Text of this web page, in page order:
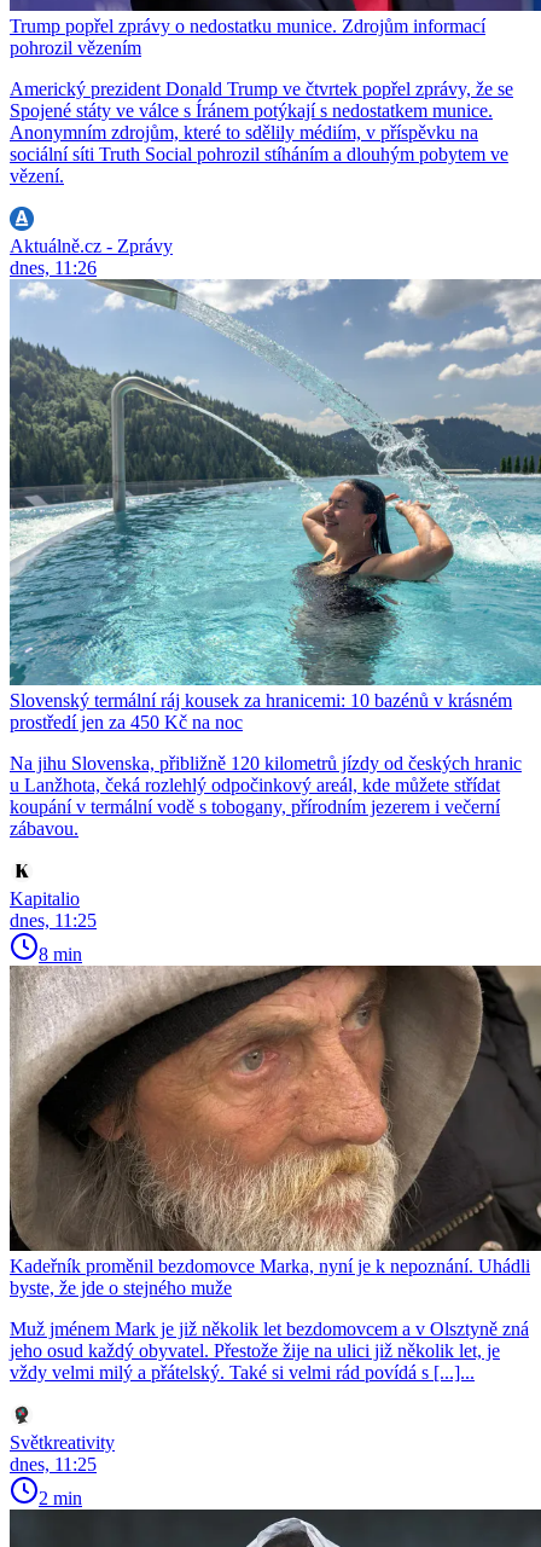
Trump popřel zprávy o nedostatku munice. Zdrojům informací
pohrozil vězením
Americký prezident Donald Trump ve čtvrtek popřel zprávy, že se
Spojené státy ve válce s Íránem potýkají s nedostatkem munice.
Anonymním zdrojům, které to sdělily médiím, v příspěvku na
sociální síti Truth Social pohrozil stíháním a dlouhým pobytem ve
vězení.
Aktuálně.cz - Zprávy
dnes, 11:26
Slovenský termální ráj kousek za hranicemi: 10 bazénů v krásném
prostředí jen za 450 Kč na noc
Na jihu Slovenska, přibližně 120 kilometrů jízdy od českých hranic
u Lanžhota, čeká rozlehlý odpočinkový areál, kde můžete střídat
koupání v termální vodě s tobogany, přírodním jezerem i večerní
zábavou.
Kapitalio
dnes, 11:25
8 min
Kadeřník proměnil bezdomovce Marka, nyní je k nepoznání. Uhádli
byste, že jde o stejného muže
Muž jménem Mark je již několik let bezdomovcem a v Olsztyně zná
jeho osud každý obyvatel. Přestože žije na ulici již několik let, je
vždy velmi milý a přátelský. Také si velmi rád povídá s [...]...
Světkreativity
dnes, 11:25
2 min